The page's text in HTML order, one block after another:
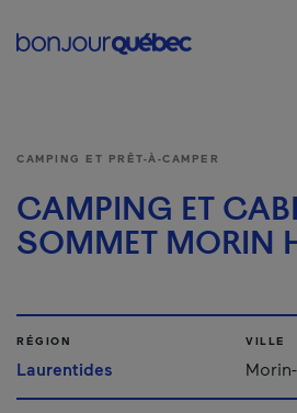
Main
CAMPING ET PRÊT-À-CAMPER
CAMPING ET
SOMMET MORIN
RÉGION
Laurentides
VILLE